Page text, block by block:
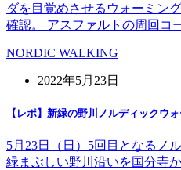
ダを目覚めさせるウォーミン
確認。 アスファルトの周回
NORDIC WALKING
2022年5月23日
【レポ】新緑の野川ノルディックウ
5月23日（日）5回目となるノ
緑まぶしい野川沿いを国分寺